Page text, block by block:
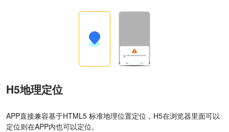
H5地理定位
APP直接兼容基于HTML5 标准地理位置定位，H5在浏览器里面可以
定位则在APP内也可以定位。